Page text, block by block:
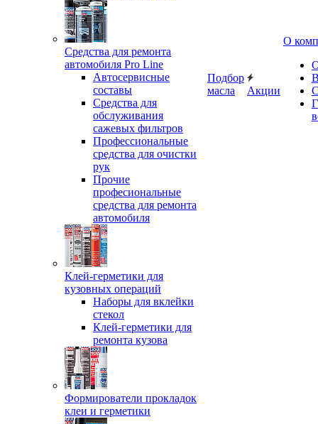
Средства для ремонта
автомобиля Pro Line
Автосервисные
составы
Средства для
обслуживания
сажевых фильтров
Профессиональные
средства для очистки
рук
Прочие
професиональные
средства для ремонта
автомобиля
Клей-герметики для
кузовных операций
Наборы для вклейки
стекол
Клей-герметики для
ремонта кузова
Формирователи прокладок
клеи и герметики
Подбор
масла
Акции
О